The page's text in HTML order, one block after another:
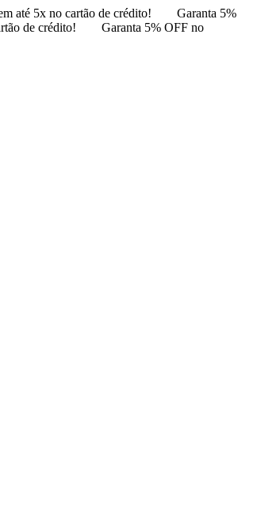
até 5x no cartão de crédito!
Garanta 5%
de crédito!
Garanta 5% OFF no